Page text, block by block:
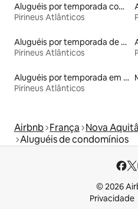
Aluguéis por temporada com acesso à praia
Pirineus Atlânticos
Aluguéis por temporada de celeiros
Pirineus Atlânticos
Aluguéis por temporada em hotéis-fazenda
Pirineus Atlânticos
Airbnb França Nova
Aluguéis de condomínios
© 2026
Privacidade